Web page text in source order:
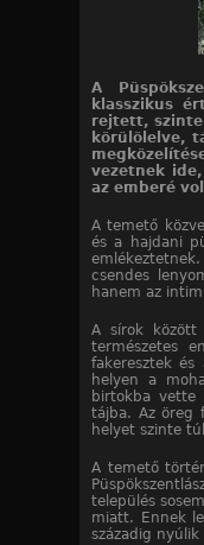
A
klasszikus
rejtett, szinte
körülölelve,
vezetnek
az emberé
A temető
és a hajdani
csendes
hanem az
A sírok
természetes
fakeresztek és
helyen a
birtokba vette
tájba. Az öreg
helyet szinte
A temető
település
miatt. Ennek
századig